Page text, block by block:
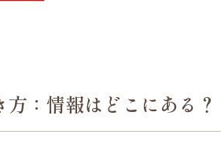
：情報はどこにある？